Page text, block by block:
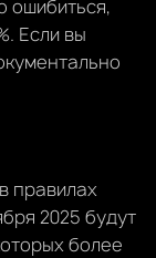
ошибиться,
Если вы
в правилах
2025 будут
более